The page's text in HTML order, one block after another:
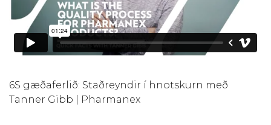
6S gæðaferlið: Staðreyndir í hnotskurn með
Tanner Gibb | Pharmanex